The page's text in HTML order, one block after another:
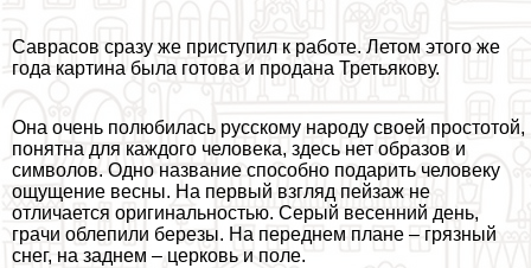
Саврасов сразу же приступил к работе. Летом этого же
года картина была готова и продана Третьякову.
Она очень полюбилась русскому народу своей простотой,
понятна для каждого человека, здесь нет образов и
символов. Одно название способно подарить человеку
ощущение весны. На первый взгляд пейзаж не
отличается оригинальностью. Серый весенний день,
грачи облепили березы. На переднем плане – грязный
снег, на заднем – церковь и поле.